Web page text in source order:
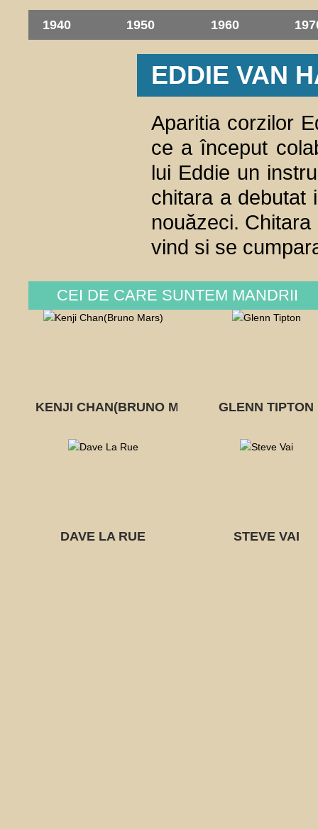
1940 1950 1960
EDDIE VAN
Aparitia corzilor
ce a început
lui Eddie un
chitara a debutat
nouăzeci.
vind si se
CEI DE CARE SUNTEM MANDRII
KENJI CHAN(BRUNO MARS) GLENN TIPTON
DAVE LA RUE STEVE VAI